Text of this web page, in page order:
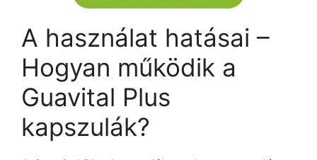
A használat hatásai –
Hogyan működik a
Guavital Plus
kapszulák?